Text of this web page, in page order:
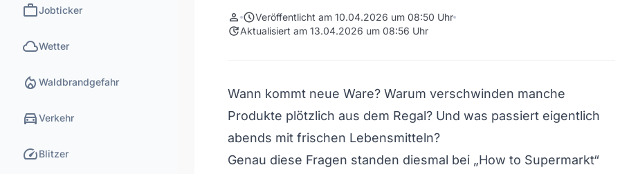
workJobticker
cloudWetter
local_fire_department Waldbrandgefahr
directions_carVerkehr
speedBlitzer
person scheduleVeröffentlicht am 10.04.2026 um 08:50 Uhr
updateAktualisiert am 13.04.2026 um 08:56 Uhr
Wann kommt neue Ware? Warum verschwinden manche
Produkte plötzlich aus dem Regal? Und was passiert eigentlich
abends mit frischen Lebensmitteln?
Genau diese Fragen standen diesmal bei „How to Supermarkt“